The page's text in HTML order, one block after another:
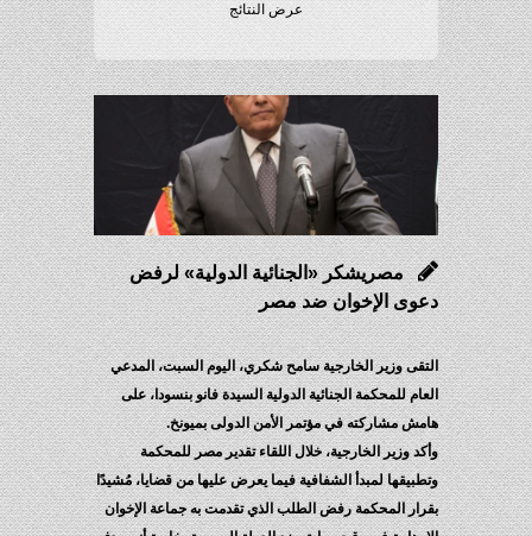
عرض النتائج
مصريشكر «الجنائية الدولية» لرفض
دعوى الإخوان ضد مصر
التقى وزير الخارجية سامح شكري، اليوم السبت، المدعي
العام للمحكمة الجنائية الدولية السيدة فانو بنسودا، على
هامش مشاركته في مؤتمر الأمن الدولى بميونخ.
وأكد وزير الخارجية، خلال اللقاء تقدير مصر للمحكمة
وتطبيقها لمبدأ الشفافية فيما يعرض عليها من قضايا، مُشيدًا
بقرار المحكمة رفض الطلب الذي تقدمت به جماعة الإخوان